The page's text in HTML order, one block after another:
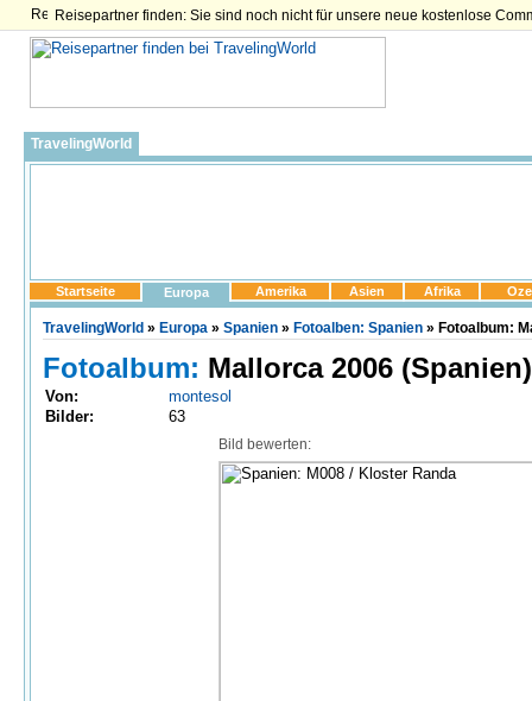
Reisepartner finden: Sie sind noch nicht für unsere neue kostenlose
TravelingWorld
Startseite Europa Amerika Asien Afrika
TravelingWorld » Europa » Spanien » Fotoalben: Spanien » Fotoalbum:
Fotoalbum: Mallorca 2006 (Spanien)
Von:
montesol
Bilder:
63
Bild bewerten: